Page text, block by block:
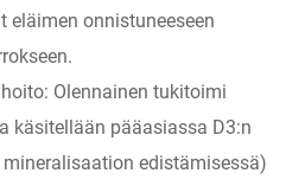
onnistuneeseen
Olennainen tukitoimi
käsitellään pääasiassa D3:n
edistämisessä)